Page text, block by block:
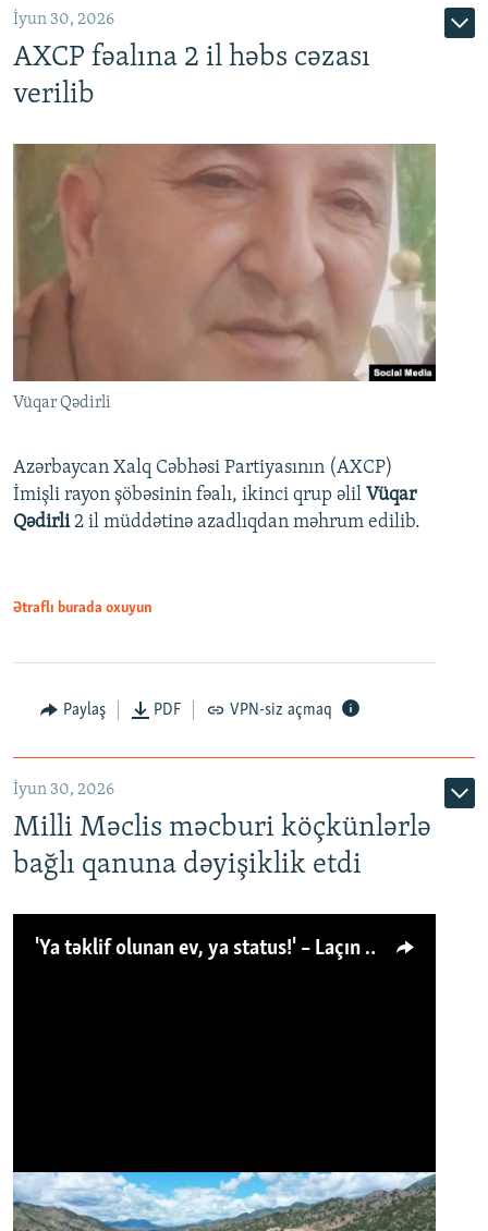
İyun 30, 2026
AXCP fəalına 2 il həbs cəzası
verilib
Vüqar Qədirli
Azərbaycan Xalq Cəbhəsi Partiyasının (AXCP)
İmişli rayon şöbəsinin fəalı, ikinci qrup əlil Vüqar
Qədirli2 il müddətinə azadlıqdan məhrum edilib.
Ətraflı burada oxuyun
Paylaş PDF VPN-siz açmaq
İyun 30, 2026
Milli Məclis məcburi köçkünlərlə
bağlı qanuna dəyişiklik etdi
'Ya təklif olunan ev, ya status!' – Laçın köçkünü: 'Laçından başqa heç hara!'